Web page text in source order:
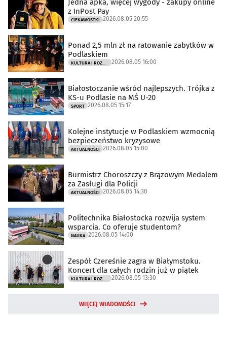
Jedna apka, więcej wygody - zakupy online
z InPost Pay
CIEKAWOSTKI 2026.08.05 20:55
Ponad 2,5 mln zł na ratowanie zabytków w
Podlaskiem
KULTURA I ROZRYWKA 2026.08.05 16:00
Białostoczanie wśród najlepszych. Trójka z
KS-u Podlasie na MŚ U-20
SPORT 2026.08.05 15:17
Kolejne instytucje w Podlaskiem wzmocnią
bezpieczeństwo kryzysowe
AKTUALNOŚCI 2026.08.05 15:00
Burmistrz Choroszczy z Brązowym Medalem
za Zasługi dla Policji
AKTUALNOŚCI 2026.08.05 14:30
Politechnika Białostocka rozwija system
wsparcia. Co oferuje studentom?
NAUKA 2026.08.05 14:00
Zespół Czereśnie zagra w Białymstoku.
Koncert dla całych rodzin już w piątek
KULTURA I ROZRYWKA 2026.08.05 13:30
WIĘCEJ WIADOMOŚCI